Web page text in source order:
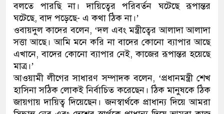
বলতে পারছি না। দায়িত্বের পরিবর্তন ঘটেছে রূপান্তর
ঘটেছে, বাদ পড়েছে- এ কথা ঠিক না।’
ওবায়দুল কাদের বলেন, ‘দল এবং মন্ত্রীত্বের আলাদা আলাদা
সত্তা আছে। আমি মনে করি না বাদের কোনো ব্যাপার আছে
এখানে, বাদের কোনো ব্যাপার নেই, কাজের রূপান্তর হয়েছে
মাত্র।’
আওয়ামী লীগের সাধারণ সম্পাদক বলেন, ‘প্রধানমন্ত্রী শেখ
হাসিনা সঠিক লোকই নির্বাচিত করেছেন। ঠিক মানুষকে ঠিক
জায়গায় দায়িত্ব দিয়েছেন। জনস্বার্থকে প্রাধান্য দিয়ে আমরা